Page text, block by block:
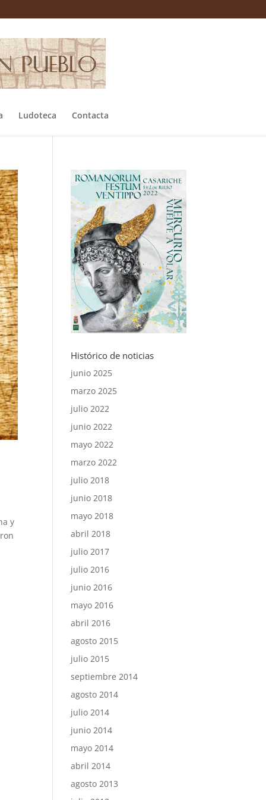
Ludoteca Contacta
y
Histórico de noticias
junio 2025
marzo 2025
julio 2022
junio 2022
mayo 2022
marzo 2022
julio 2018
junio 2018
mayo 2018
abril 2018
julio 2017
julio 2016
junio 2016
mayo 2016
abril 2016
agosto 2015
julio 2015
septiembre 2014
agosto 2014
julio 2014
junio 2014
mayo 2014
abril 2014
agosto 2013